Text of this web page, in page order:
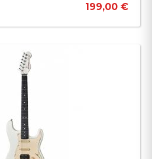
199,00 €